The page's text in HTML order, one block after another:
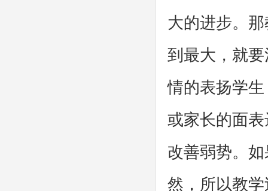
大的进步。
到最大，就
情的表扬学
或家长的面
改善弱势。
然，所以教